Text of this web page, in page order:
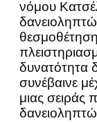
νόμου
δυνατότητα
συνέβαινε
μιας σειράς